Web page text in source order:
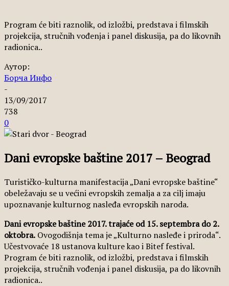
Program će biti raznolik, od izložbi, predstava i filmskih
projekcija, stručnih vođenja i panel diskusija, pa do likovnih
radionica..
Аутор:
Борча Инфо
-
13/09/2017
738
0
Dani evropske baštine 2017 – Beograd
Turističko-kulturna manifestacija „Dani evropske baštine“
obeležavaju se u većini evropskih zemalja a za cilj imaju
upoznavanje kulturnog nasleđa evropskih naroda.
Dani evropske baštine 2017. trajaće od 15. septembra do 2.
oktobra. Ovogodišnja tema je „Kulturno nasleđe i priroda“.
Učestvovaće 18 ustanova kulture kao i Bitef festival.
Program će biti raznolik, od izložbi, predstava i filmskih
projekcija, stručnih vođenja i panel diskusija, pa do likovnih
radionica..